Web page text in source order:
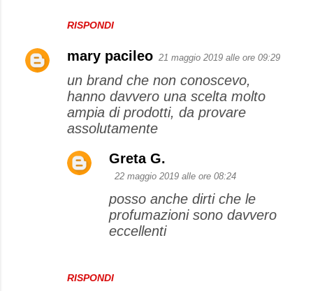
RISPONDI
mary pacileo 21 maggio 2019 alle ore 09:29
un brand che non conoscevo,
hanno davvero una scelta molto
ampia di prodotti, da provare
assolutamente
RISPONDI
Greta G.
22 maggio 2019 alle ore 08:24
posso anche dirti che le
profumazioni sono davvero
eccellenti